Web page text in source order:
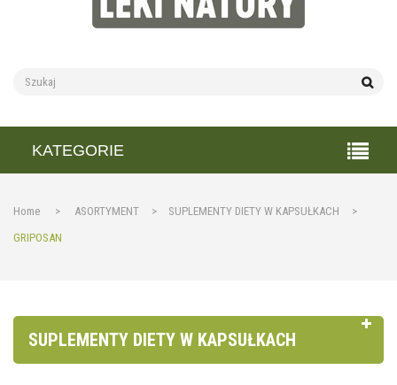
KATEGORIE
Home > ASORTYMENT > SUPLEMENTY DIETY W KAPSUŁKACH
>
GRIPOSAN
SUPLEMENTY DIETY W KAPSUŁKACH